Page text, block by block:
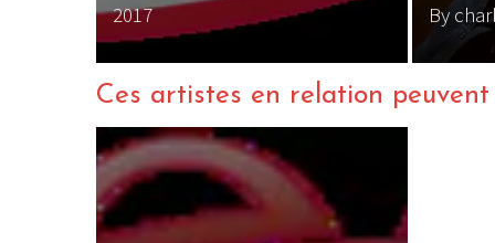
2017
By
Ces artistes en relation peuvent